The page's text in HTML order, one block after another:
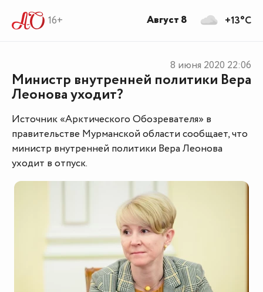
16+
Министр внутренней политики Вера
Леонова уходит?
8 июня 2020 22:06
Источник «Арктического Обозревателя» в
правительстве Мурманской области сообщает, что
министр внутренней политики Вера Леонова
уходит в отпуск.
+13°C
Август 8